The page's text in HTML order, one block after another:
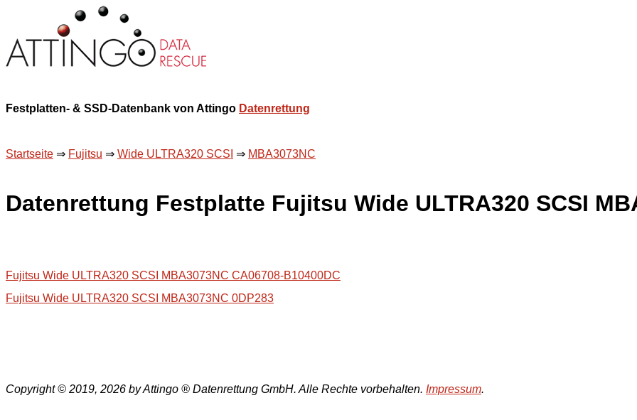
Festplatten- & SSD-Datenbank von Attingo Datenrettung
Startseite ⇒ Fujitsu ⇒ Wide ULTRA320 SCSI ⇒ MBA3073NC
Datenrettung Festplatte Fujitsu Wide ULTRA320 SCSI
Fujitsu Wide ULTRA320 SCSI MBA3073NC CA06708-B10400DC
Fujitsu Wide ULTRA320 SCSI MBA3073NC 0DP283
Copyright © 2019, 2026 by Attingo ® Datenrettung GmbH. Alle Rechte vorbehalten. Impressum.